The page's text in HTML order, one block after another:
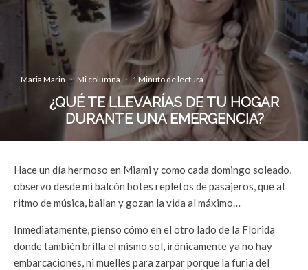
Maria Marin · Mi columna · 1 Minuto de lectura
¿QUÉ TE LLEVARÍAS DE TU HOGAR
DURANTE UNA EMERGENCIA?
Hace un día hermoso en Miami y como cada domingo soleado,
observo desde mi balcón botes repletos de pasajeros, que al
ritmo de música, bailan y gozan la vida al máximo…
Inmediatamente, pienso cómo en el otro lado de la Florida
donde también brilla el mismo sol, irónicamente ya no hay
embarcaciones, ni muelles para zarpar porque la furia del